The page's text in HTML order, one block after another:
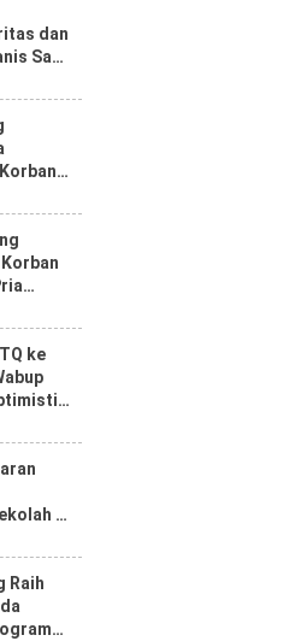
dan
Saat
ke
di
SD
Raih